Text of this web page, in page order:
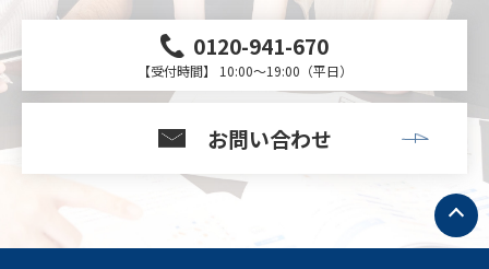
0120-941-670
【受付時間】 10:00～19:00（平日）
お問い合わせ
ト
ッ
プ
へ